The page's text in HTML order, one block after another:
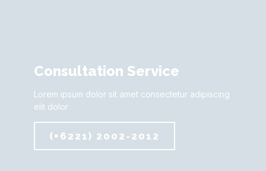
Consultation Service
Lorem ipsum dolor sit amet consectetur adipiscing
elit dolor
(+6221) 2002-2012